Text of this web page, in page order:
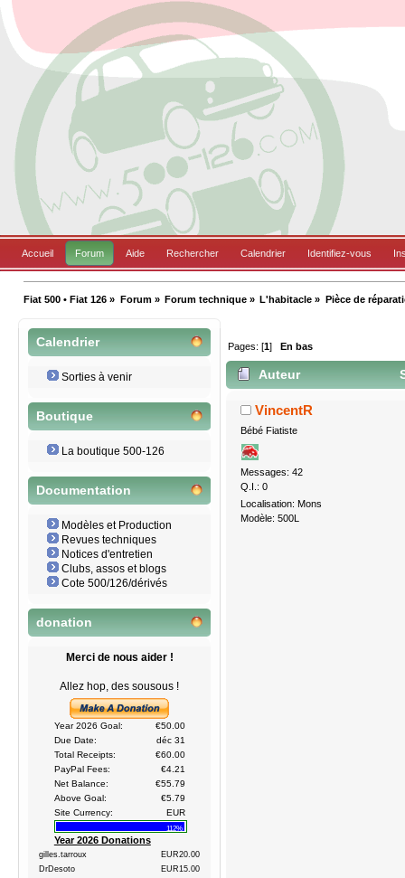
Accueil Forum Aide Rechercher Calendrier Identifiez-vous
Fiat 500 • Fiat 126 » Forum» Forum technique» L'habitacle » Pièce de
Calendrier
Sorties à venir
Boutique
La boutique 500-126
Documentation
Modèles et Production
Revues techniques
Notices d'entretien
Clubs, assos et blogs
Cote 500/126/dérivés
donation
Merci de nous aider !
Allez hop, des sousous !
Year 2026 Goal:
€50.00
Due Date:
déc 31
Total Receipts:
€60.00
PayPal Fees:
€4.21
Net Balance:
€55.79
Above Goal:
€5.79
Site Currency:
EUR
112%
Year 2026 Donations
gilles.tarroux
EUR20.00
DrDesoto
EUR15.00
Pages: [1] En bas
Auteur
VincentR
Bébé Fiatiste
Messages: 42
Q.I.: 0
Localisation: Mons
Modèle: 500L